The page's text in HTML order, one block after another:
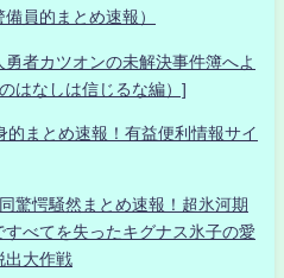
員的まとめ速報）
者カツオンの未解決事件簿へよ
はなしは信じるな編）]
まとめ速報！有益便利情報サイ
驚愕騒然まとめ速報！超氷河期
べてを失ったキグナス氷子の愛
出大作戦